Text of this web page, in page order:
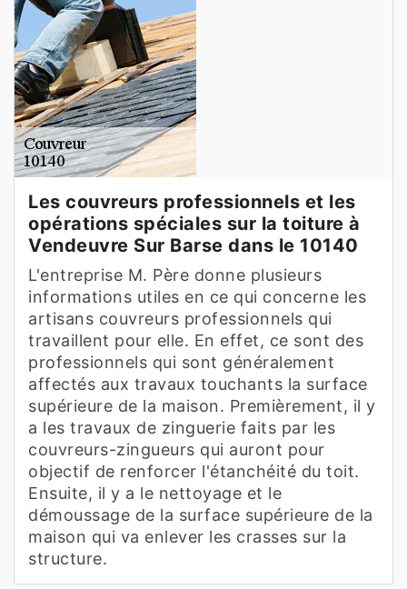
Les couvreurs professionnels et les
opérations spéciales sur la toiture à
Vendeuvre Sur Barse dans le 10140
L'entreprise M. Père donne plusieurs
informations utiles en ce qui concerne les
artisans couvreurs professionnels qui
travaillent pour elle. En effet, ce sont des
professionnels qui sont généralement
affectés aux travaux touchants la surface
supérieure de la maison. Premièrement, il y
a les travaux de zinguerie faits par les
couvreurs-zingueurs qui auront pour
objectif de renforcer l'étanchéité du toit.
Ensuite, il y a le nettoyage et le
démoussage de la surface supérieure de la
maison qui va enlever les crasses sur la
structure.